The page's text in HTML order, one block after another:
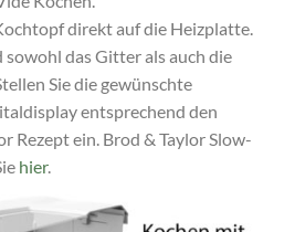
direkt auf die Heizplatte.
sowohl das Gitter als auch die
Sie die gewünschte
entsprechend den
Rezept ein. Brod & Taylor Slow-
hier.